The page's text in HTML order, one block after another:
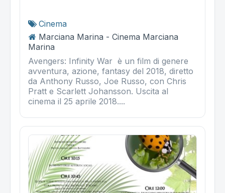
Cinema
Marciana Marina - Cinema Marciana
Marina
Avengers: Infinity War è un film di genere
avventura, azione, fantasy del 2018, diretto
da Anthony Russo, Joe Russo, con Chris
Pratt e Scarlett Johansson. Uscita al
cinema il 25 aprile 2018....